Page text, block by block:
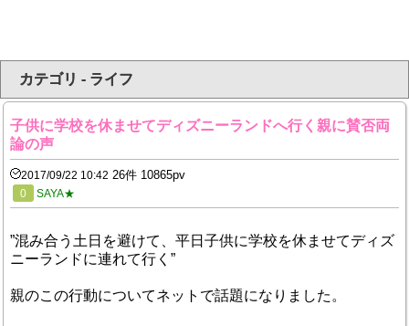
カテゴリ - ライフ
子供に学校を休ませてディズニーランドへ行く親に賛否両
論の声
2017/09/22 10:42 26件 10865pv
0 SAYA★
”混み合う土日を避けて、平日子供に学校を休ませてディズ
ニーランドに連れて行く”
親のこの行動についてネットで話題になりました。